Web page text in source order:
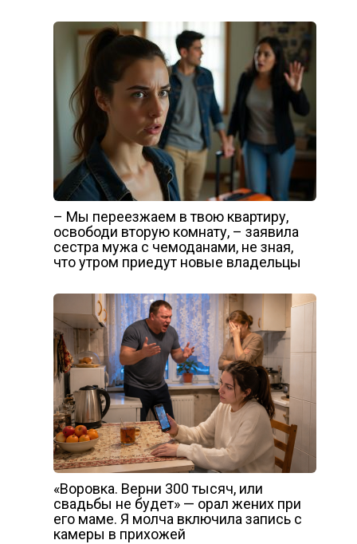
– Мы переезжаем в твою квартиру,
освободи вторую комнату, – заявила
сестра мужа с чемоданами, не зная,
что утром приедут новые владельцы
«Воровка. Верни 300 тысяч, или
свадьбы не будет» — орал жених при
его маме. Я молча включила запись с
камеры в прихожей